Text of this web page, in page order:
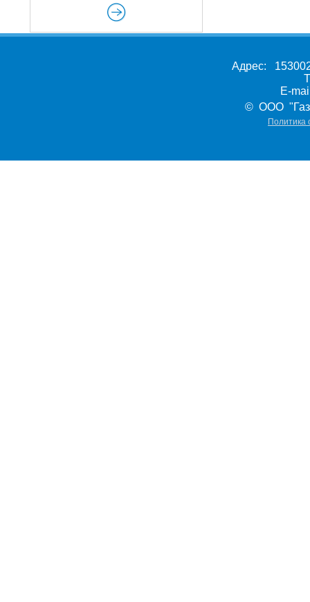
Адрес:
E-
© ООО
Политика